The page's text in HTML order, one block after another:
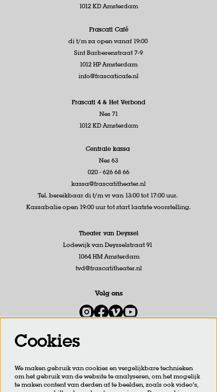
1012 KD Amsterdam
Frascati Café
di t/m za open vanaf 19:00
Sint Barberenstraat 7-9
1012 HP Amsterdam
info@frascaticafe.nl
Frascati 4 & Het Verbond
Nes 71
1012 KD Amsterdam
Centrale kassa
Nes 63
020 - 626 68 66
kassa@frascatitheater.nl
Tel. bereikbaar di t/m vr van 13:00 tot 17:00 uur.
Kassabalie open 19:00 uur tot start laatste voorstelling.
Theater van Deyssel
Lodewijk van Deysselstraat 91
1064 HM Amsterdam
tvd@frascatitheater.nl
Volg ons
Meld je aan voor de nieuwsbrief
AANMELDEN
Cookies
We maken gebruik van cookies en vergelijkbare technieken
om het gebruik van de website te analyseren, om het mogelijk
te maken content van derden af te beelden, zoals ook video’s,